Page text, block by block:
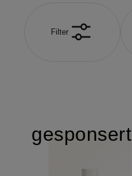
Filter
gesponsert